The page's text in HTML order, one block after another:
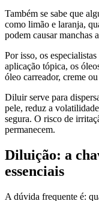
Também se sabe que
como limão e laranja,
podem causar manchas
Por isso, os
aplicação tópica, os
óleo carreador, creme
Diluir serve para
pele, reduz a
segura. O risco de
permanecem.
Diluição: a
essenciais
A dúvida frequente é: